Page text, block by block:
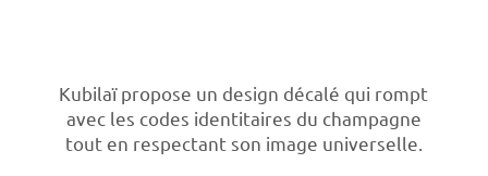
Kubilaï propose un design décalé qui rompt
avec les codes identitaires du champagne
tout en respectant son image universelle.